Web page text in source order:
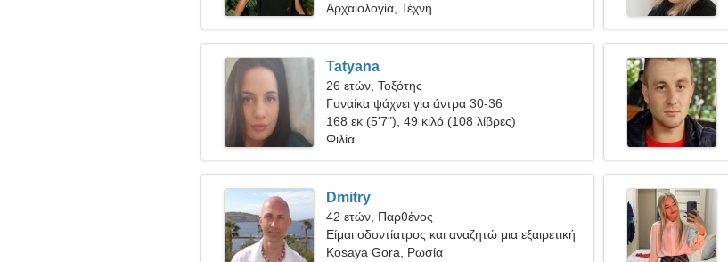
Αρχαιολογία, Τέχνη
Tatyana
26 ετών, Τοξότης
Γυναίκα ψάχνει για άντρα 30-36
168 εκ (5'7"), 49 κιλό (108 λίβρες)
Φιλία
Dmitry
42 ετών, Παρθένος
Είμαι οδοντίατρος και αναζητώ μια εξαιρετική
γυναίκα
Kosaya Gora, Ρωσία